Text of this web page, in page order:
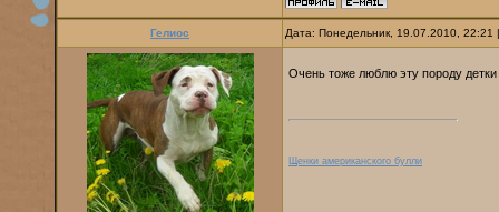
Гелиос Дата: Понедельник, 19.07.2010,
Очень тоже люблю эту породу
Щенки американского булли